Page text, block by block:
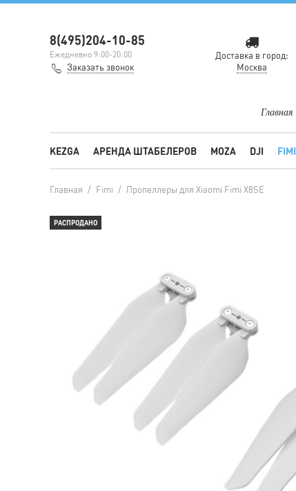
8(495)204-10-85
Ежедневно 9:00-20:00
Заказать звонок
Доставка в город:
Москва
Главная
KEZGA АРЕНДА ШТАБЕЛЕРОВ MOZA DJI FIMI
Главная / Fimi / Пропеллеры для Xiaomi Fimi X8SE
РАСПРОДАНО